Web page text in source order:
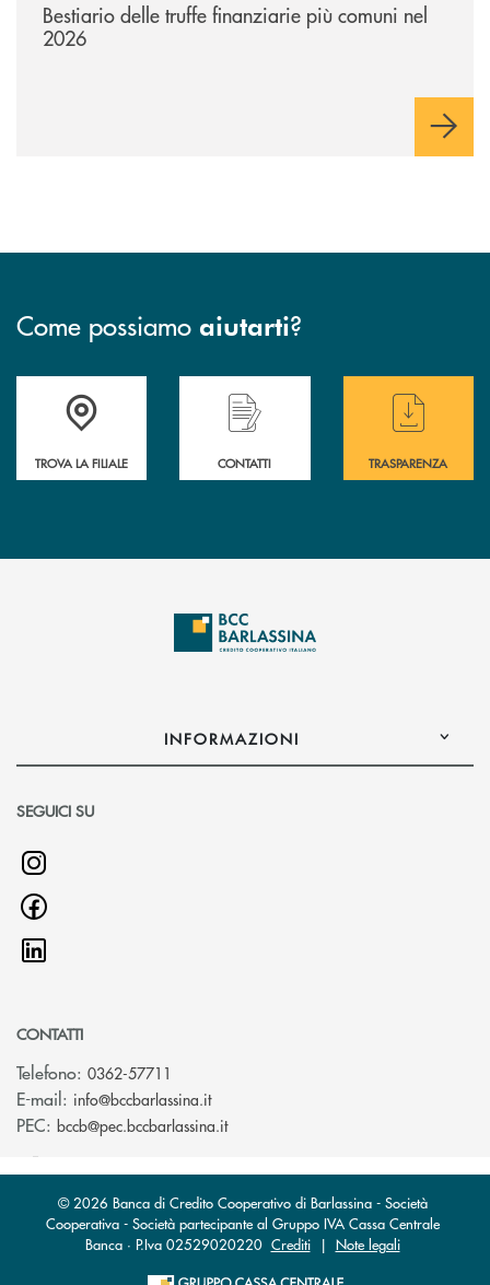
Bestiario delle truffe finanziarie più comuni nel
2026
Come possiamo aiutarti?
Accedi all' elenco completo delle filiali di BCC Barlassina.
TROVA LA FILIALE
Hai bisogno di assistenza immediata ?
CONTATTI
Hai bisogno di
TRASPARENZA
INFORMAZIONI
SEGUICI SU
CONTATTI
Telefono: 0362-57711
E-mail: info@bccbarlassina.it(si apre l’app di posta elettronica)
PEC: bccb@pec.bccbarlassina.it(si apre l’app di posta elettronica)
© 2026 Banca di Credito Cooperativo di Barlassina - Società
Cooperativa - Società partecipante al Gruppo IVA Cassa Centrale
Banca · P.Iva 02529020220 Crediti| Note legali